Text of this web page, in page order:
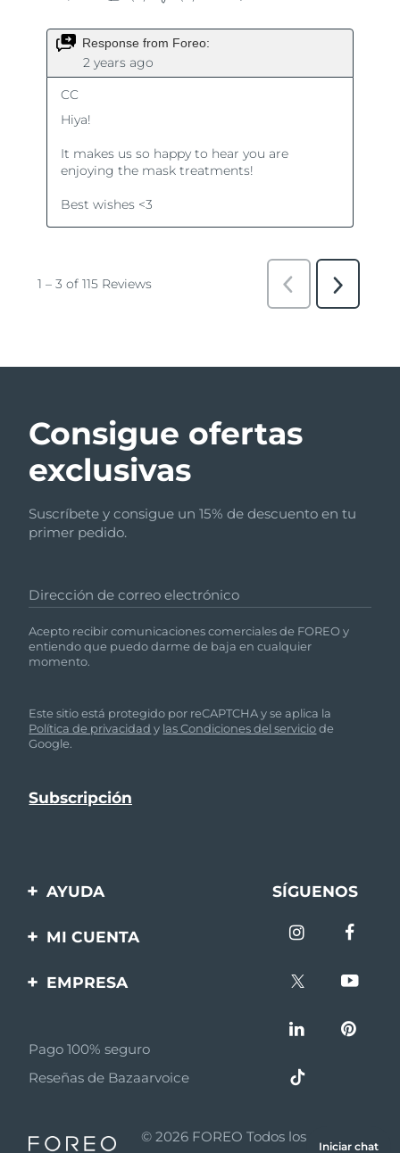
Consigue ofertas
exclusivas
Suscríbete y consigue un 15% de descuento en tu
primer pedido.
Dirección de correo electrónico
Acepto recibir comunicaciones comerciales de FOREO y
entiendo que puedo darme de baja en cualquier
momento.
Este sitio está protegido por reCAPTCHA y se aplica la
Política de privacidad y las Condiciones del serviciode
Google.
AYUDA
Contáctanos
batería
SÍGUENOS
MI CUENTA
Registro de productos
EMPRESA
Afiliados
Noticias de afiliados
Pago 100% seguro
Reseñas de Bazaarvoice
© 2026 FOREO Todos los derechos
Iniciar chat